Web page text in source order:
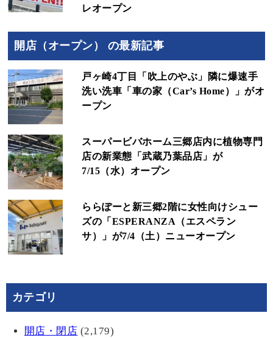
レオープン
開店（オープン） の最新記事
戸ヶ崎4丁目「吹上のやぶ」隣に爆速手
洗い洗車「車の家（Car’s Home）」がオ
ープン
スーパービバホーム三郷店内に植物専門
店の新業態「武蔵乃葉品店」が
7/15（水）オープン
ららぽーと新三郷2階に女性向けシュー
ズの「ESPERANZA（エスペラン
サ）」が7/4（土）ニューオープン
カテゴリ
開店・閉店 (2,179)